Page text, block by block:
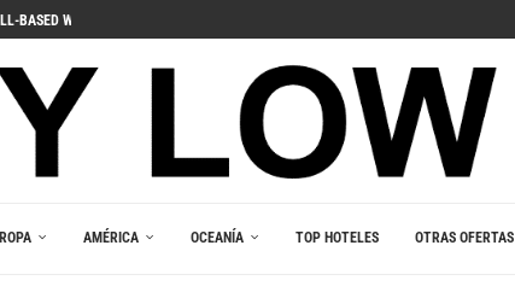
ПОГРУЖЕНИЯ В ИГРОВОЙ...
AMÉRICA OCEANÍA TOP HOTELES OTRAS OFERTAS